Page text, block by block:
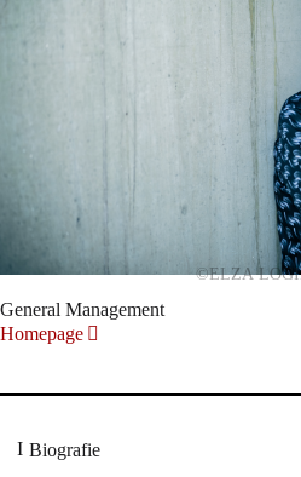
©ELZA
General Management
Homepage
Biografie